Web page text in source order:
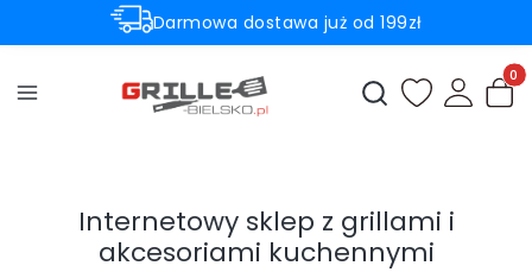
Darmowa dostawa już od 199zł
Otwórz
Internetowy sklep z grillami i
akcesoriami kuchennymi